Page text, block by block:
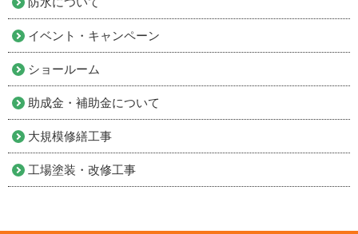
イベント・キャンペーン
ショールーム
助成金・補助金について
大規模修繕工事
工場塗装・改修工事